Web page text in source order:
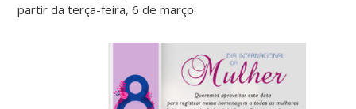
partir da terça-feira, 6 de março.